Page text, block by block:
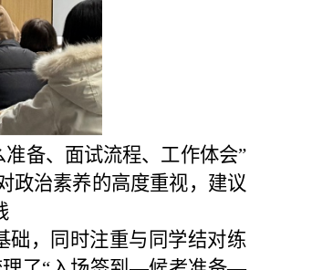
准备、面试流程、工作体会”
政治素养的高度重视，建议
础，同时注重与同学结对练